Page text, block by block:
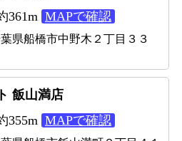
361m MAPで確認
葉県船橋市中野木２丁目３３
飯山満店
355m MAPで確認